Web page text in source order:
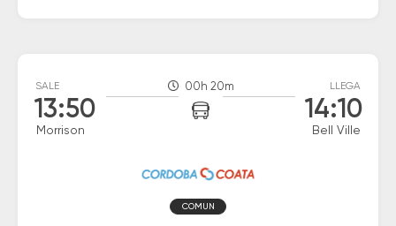
SALE
13:50
Morrison
00h 20m LLEGA
14:10
Bell Ville
COMUN